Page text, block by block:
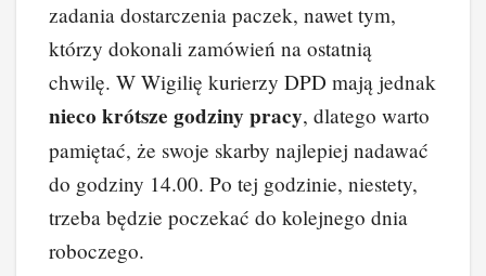
zadania dostarczenia paczek, nawet tym,
którzy dokonali zamówień na ostatnią
chwilę. W Wigilię kurierzy DPD mają jednak
nieco krótsze godziny pracy, dlatego warto
pamiętać, że swoje skarby najlepiej nadawać
do godziny 14.00. Po tej godzinie, niestety,
trzeba będzie poczekać do kolejnego dnia
roboczego.